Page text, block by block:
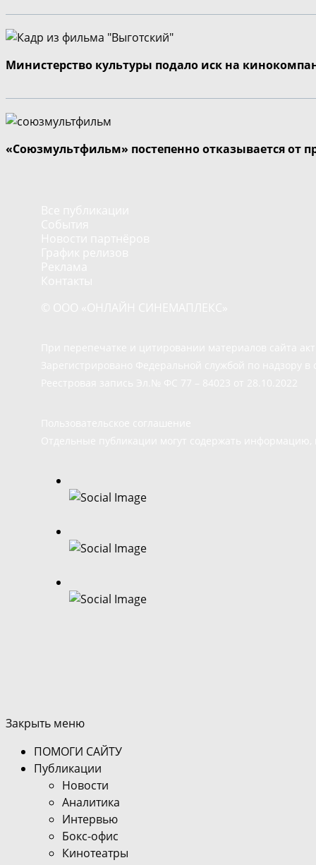
Министерство культуры подало иск на
«Союзмультфильм» постепенно отказывается от
Закрыть меню
ПОМОГИ САЙТУ
Публикации
Новости
Аналитика
Интервью
Бокс-офис
Кинотеатры